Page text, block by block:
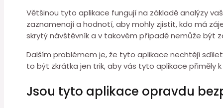
Většinou tyto aplikace fungují na základě analýzy
zaznamenají a hodnotí, aby mohly zjistit, kdo má
skrytý návštěvník a v takovém případě nemůže být
Dalším problémem je, že tyto aplikace nechtějí
to být zkrátka jen trik, aby vás tyto aplikace přiměly
Jsou tyto aplikace opravdu